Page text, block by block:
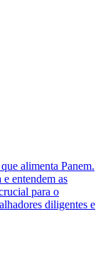
alimenta Panem.
e entendem as
para o
diligentes e